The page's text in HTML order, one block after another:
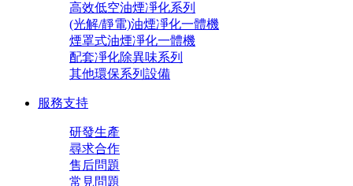
高效低空油煙凈化系列
(光解/靜電)油煙凈化一體機
煙罩式油煙凈化一體機
配套凈化除異味系列
其他環保系列設備
服務支持
研發生產
尋求合作
售后問題
常見問題